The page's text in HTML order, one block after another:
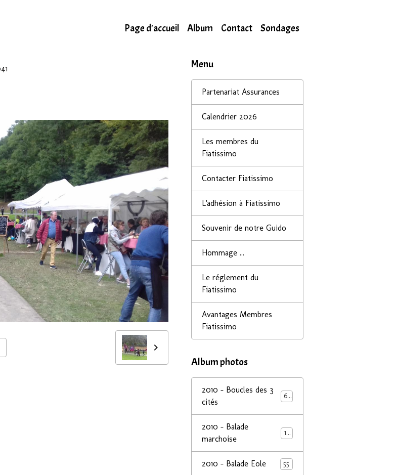
Page d'accueil Album Contact Sondages
Menu
Partenariat Assurances
Calendrier 2026
Les membres du
Fiatissimo
Contacter Fiatissimo
L'adhésion à Fiatissimo
Souvenir de notre Guido
Hommage ...
Le réglement du
Fiatissimo
Avantages Membres
Fiatissimo
Album photos
2010 - Boucles des 3
cités
68
2010 - Balade
marchoise
14
2010 - Balade Eole 55